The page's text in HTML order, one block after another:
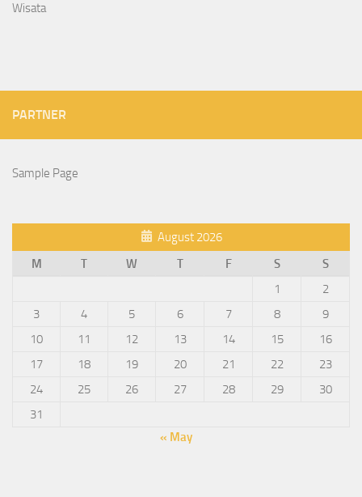
Wisata
PARTNER
Sample Page
August 2026
M
T W T F S
S
1
2
3
4 5 6 7 8
9
10
11 12 13 14 15
16
17
18 19 20 21 22
23
24
25 26 27 28 29
30
31
« May